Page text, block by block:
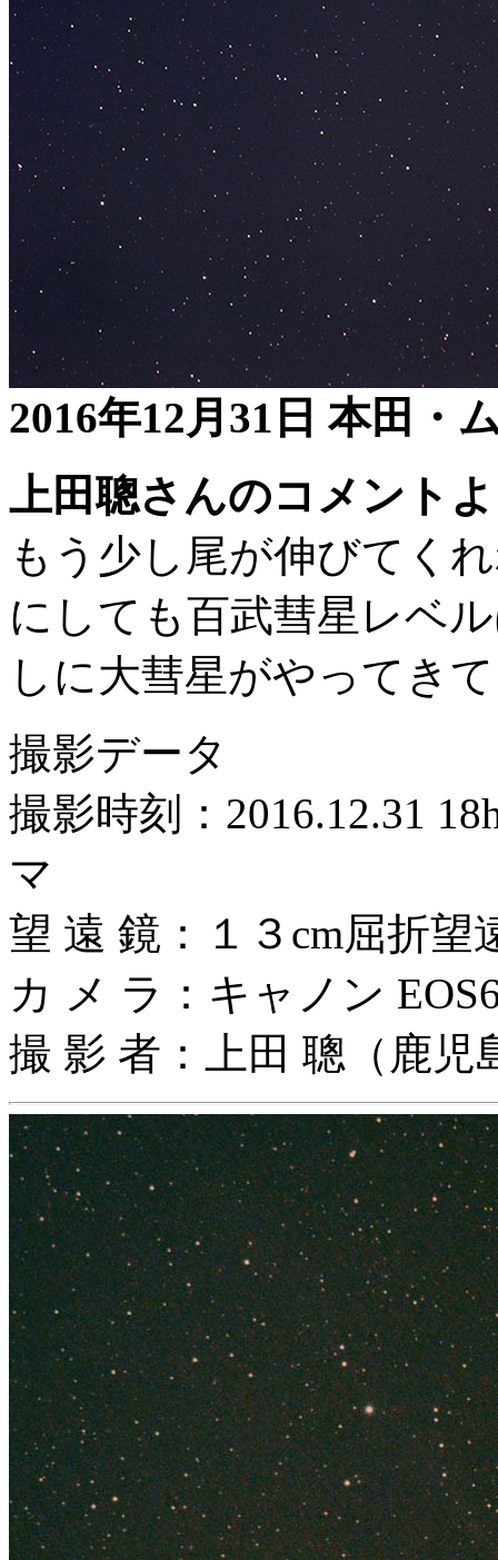
2016年12月31日 本田・
上田聰さんのコメント
もう少し尾が伸びてく
にしても百武彗星レベ
しに大彗星がやってき
撮影データ
撮影時刻：2016.12.31
マ
望 遠 鏡：１３cm屈折
カ メ ラ：キャノン
撮 影 者：上田 聰（鹿児